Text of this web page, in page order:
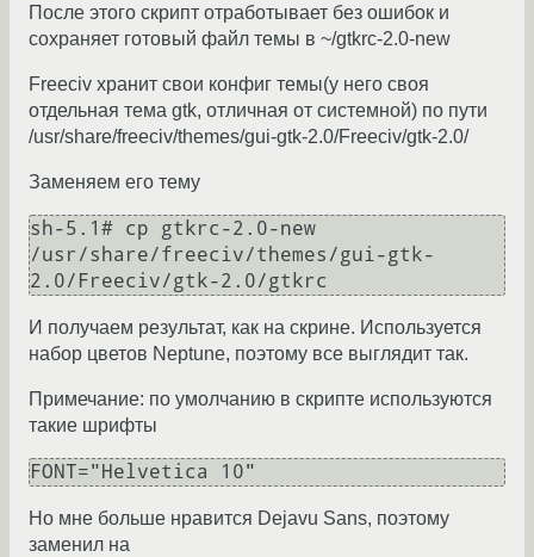
После этого скрипт отработывает без ошибок и
сохраняет готовый файл темы в ~/gtkrc-2.0-new
Freeciv хранит свои конфиг темы(у него своя
отдельная тема gtk, отличная от системной) по пути
/usr/share/freeciv/themes/gui-gtk-2.0/Freeciv/gtk-2.0/
Заменяем его тему
sh-5.1# cp gtkrc-2.0-new
/usr/share/freeciv/themes/gui-gtk-
И получаем результат, как на скрине. Используется
набор цветов Neptune, поэтому все выглядит так.
Примечание: по умолчанию в скрипте используются
такие шрифты
Но мне больше нравится Dejavu Sans, поэтому
заменил на